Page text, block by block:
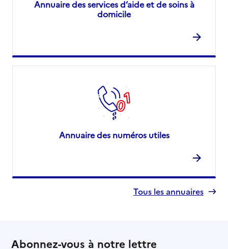
Annuaire des services d’aide et de soins à
domicile
Annuaire des numéros utiles
Tous les annuaires
Abonnez-vous à notre lettre